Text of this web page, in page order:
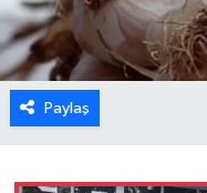
Paylaş
Foto Galeri
Gediz
Genel
Gündem